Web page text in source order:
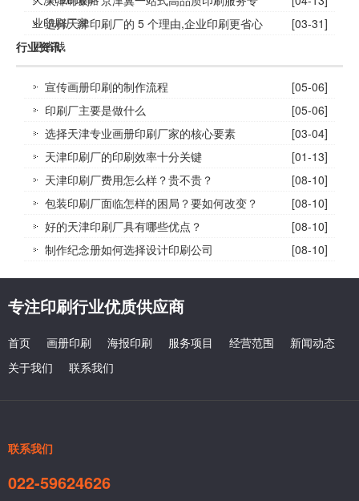
业印刷厂家
选择天津印刷厂的 5 个理由,企业印刷更省心
更省钱
[03-31]
行业资讯
宣传画册印刷的制作流程
[05-06]
印刷厂主要是做什么
[05-06]
选择天津专业画册印刷厂家的核心要素
[03-04]
天津印刷厂的印刷效率十分关键
[01-13]
天津印刷厂费用怎么样？贵不贵？
[08-10]
包装印刷厂面临怎样的困局？要如何改变？
[08-10]
好的天津印刷厂具有哪些优点？
[08-10]
制作纪念册如何选择设计印刷公司
[08-10]
专注印刷行业优质供应商
首页 画册印刷 海报印刷 服务项目 经营范围
新闻动态
关于我们
联系我们
联系我们
022-59624626